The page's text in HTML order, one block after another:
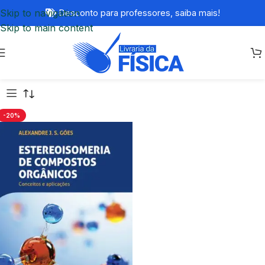
Skip to navigation
Skip to main content
Desconto para professores, saiba mais!
-20%